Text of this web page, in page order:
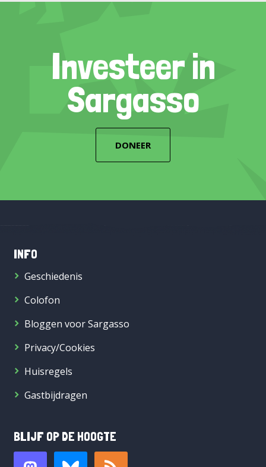
Investeer in
Sargasso
DONEER
INFO
Geschiedenis
Colofon
Bloggen voor Sargasso
Privacy/Cookies
Huisregels
Gastbijdragen
BLIJF OP DE HOOGTE